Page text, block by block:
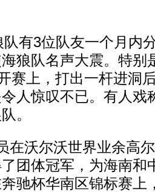
3位队友一个月内
狼队名声大震。特别
赛上，打出一杆进洞
人惊叹不已。有人戏
。
沃尔沃世界业余高尔
团体冠军，为海南和
驰杯华南区锦标赛上